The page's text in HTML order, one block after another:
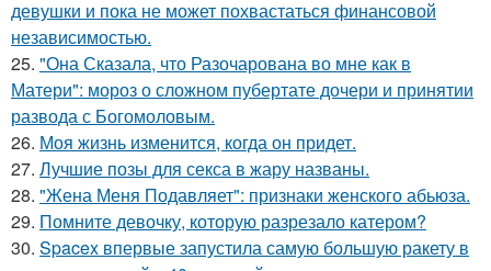
девушки и пока не может похвастаться финансовой
независимостью.
25. "Она Сказала, что Разочарована во мне как в
Матери": мороз о сложном пубертате дочери и принятии
развода с Богомоловым.
26. Моя жизнь изменится, когда он придет.
27. Лучшие позы для секса в жару названы.
28. "Жена Меня Подавляет": признаки женского абьюза.
29. Помните девочку, которую разрезало катером?
30. Spacex впервые запустила самую большую ракету в